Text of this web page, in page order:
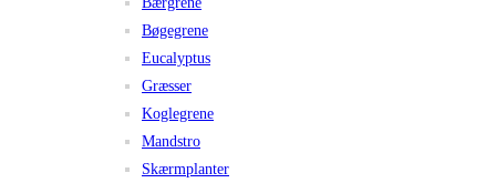
Bøgegrene
Eucalyptus
Græsser
Koglegrene
Mandstro
Skærmplanter